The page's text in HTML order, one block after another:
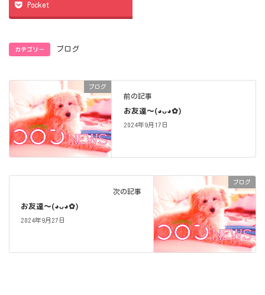
Pocket
カテゴリー ブログ
ブログ
前の記事
お友達〜(⁠◕⁠ᴗ⁠◕⁠✿⁠)
2024年9月17日
ブログ
次の記事
お友達〜(⁠◕⁠ᴗ⁠◕⁠✿⁠)
2024年9月27日